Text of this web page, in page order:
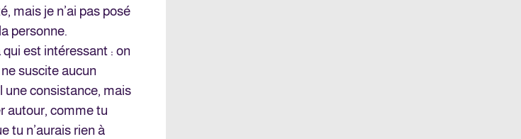
mais je n’ai pas posé
personne.
qui est intéressant : on
suscite aucun
une consistance, mais
autour, comme tu
tu n’aurais rien à